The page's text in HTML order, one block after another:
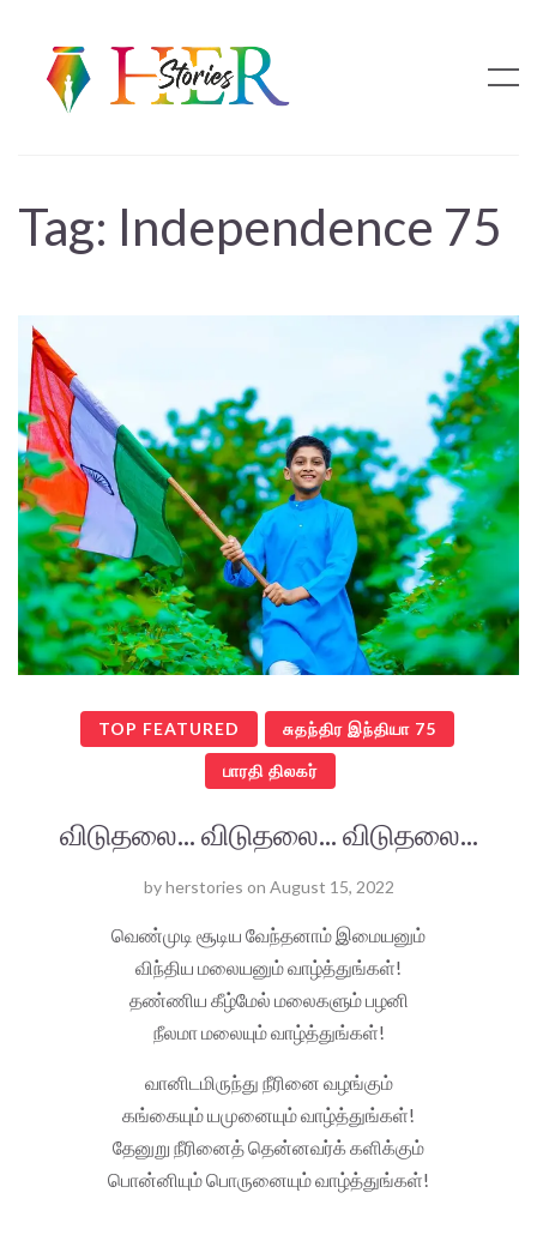
Tag: Independence 75
TOP FEATURED சுதந்திர இந்தியா 75
பாரதி திலகர்
விடுதலை... விடுதலை... விடுதலை...
byherstories on August 15, 2022
வெண்முடி சூடிய வேந்தனாம் இமையனும்
விந்திய மலையனும் வாழ்த்துங்கள்!
தண்ணிய கீழ்மேல் மலைகளும் பழனி
நீலமா மலையும் வாழ்த்துங்கள்!
வானிடமிருந்து நீரினை வழங்கும்
கங்கையும் யமுனையும் வாழ்த்துங்கள்!
தேனுறு நீரினைத் தென்னவர்க் களிக்கும்
பொன்னியும் பொருனையும் வாழ்த்துங்கள்!